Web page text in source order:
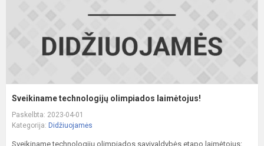
Sveikiname technologijų olimpiados laimėtojus!
Paskelbta: 2023-04-01
Kategorija: Didžiuojamės
Sveikiname technologijų olimpiados savivaldybės etapo laimėtojus: